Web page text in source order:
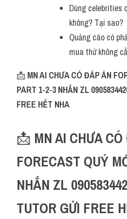
Dùng celebrities
không? Tại sao?
Quảng cáo có
mua thứ không
📩 MN AI CHƯA CÓ ĐÁP ÁN
PART 1-2-3 NHẮN ZL
FREE HẾT NHA
📩 MN AI CHƯA
FORECAST QUÝ
NHẮN ZL
TUTOR GỬI FREE